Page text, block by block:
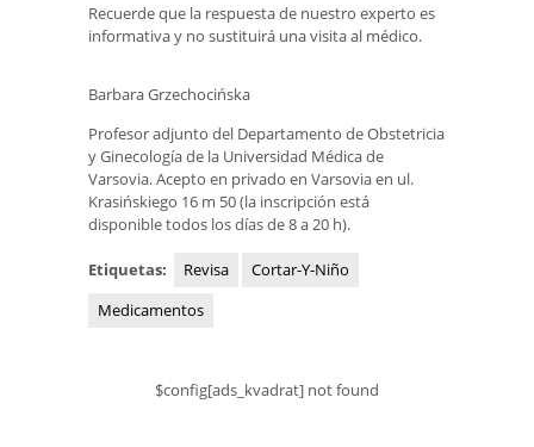
Recuerde que la respuesta de nuestro experto es
informativa y no sustituirá una visita al médico.
Barbara Grzechocińska
Profesor adjunto del Departamento de Obstetricia
y Ginecología de la Universidad Médica de
Varsovia. Acepto en privado en Varsovia en ul.
Krasińskiego 16 m 50 (la inscripción está
disponible todos los días de 8 a 20 h).
Etiquetas: Revisa
Cortar-Y-Niño
Medicamentos
$config[ads_kvadrat] not found